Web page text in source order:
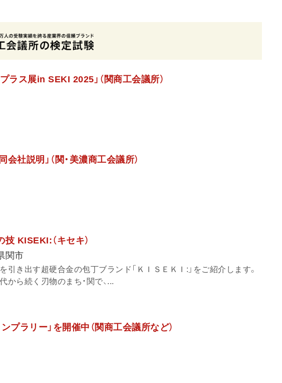
ラス展in SEKI 2025」（関商工会議所）
会社説明」（関・美濃商工会議所）
KISEKI:（キセキ）
関市
引き出す超硬合金の包丁ブランド「ＫＩＳＥＫＩ:」をご紹介します。
から続く刃物のまち・関で、...
プラリー」を開催中（関商工会議所など）